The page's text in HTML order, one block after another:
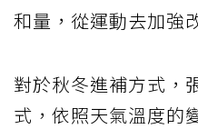
和量，從運動去加強
對於秋冬進補方式，
式，依照天氣溫度的